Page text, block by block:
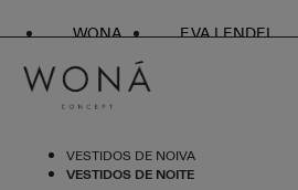
WONA EVA LENDEL
VESTIDOS DE NOIVA
VESTIDOS DE NOITE